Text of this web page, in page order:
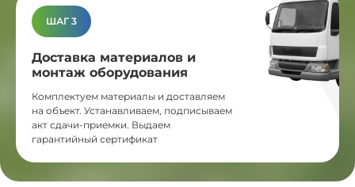
ШАГ 3
Доставка материалов и
монтаж оборудования
Комплектуем материалы и доставляем
на объект. Устанавливаем, подписываем
акт сдачи-приемки. Выдаем
гарантийный сертификат